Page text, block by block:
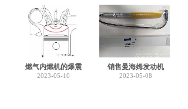
燃气内燃机的爆震
2023-05-10
销售曼海姆发动机
2023-05-08